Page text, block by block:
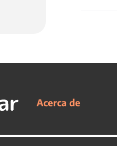
Acerca de